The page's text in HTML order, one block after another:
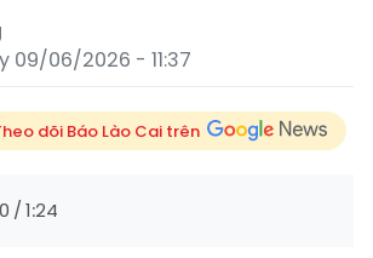
09/06/2026 - 11:37
dõi Báo Lào Cai trên
/1:24